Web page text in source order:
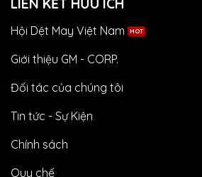
Hội Dệt May Việt Nam
Giới thiệu GM - CORP.
Đối tác của chúng tôi
Tin tức - Sự Kiện
Chính sách
Quy chế